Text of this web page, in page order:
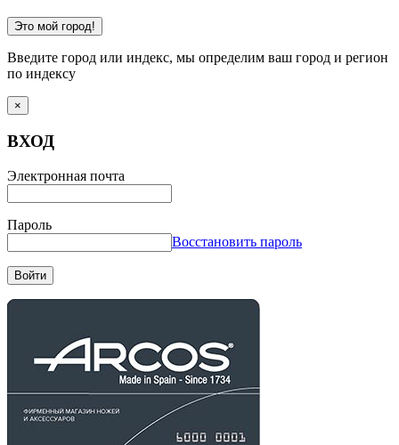
Это мой город!
Введите город или индекс, мы определим ваш город и регион
по индексу
×
ВХОД
Электронная почта
Пароль
Восстановить пароль
Войти